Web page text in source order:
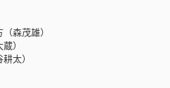
森茂雄）
）
太）